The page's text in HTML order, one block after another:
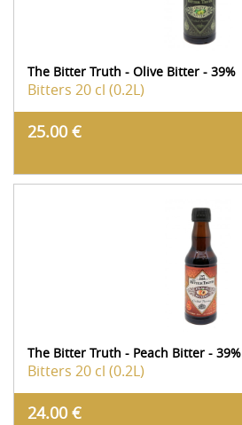
The Bitter Truth - Olive Bitter - 39%
Bitters 20 cl (0.2L)
25.00 €
The Bitter Truth - Peach Bitter - 39%
Bitters 20 cl (0.2L)
24.00 €